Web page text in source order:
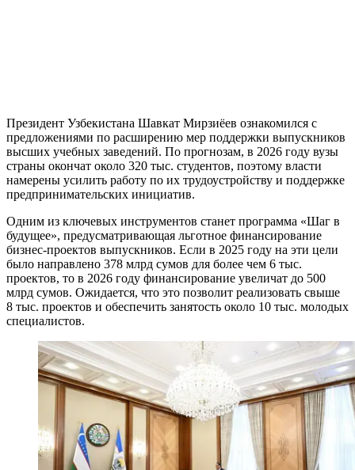
Президент Узбекистана Шавкат Мирзиёев ознакомился с
предложениями по расширению мер поддержки выпускников
высших учебных заведений. По прогнозам, в 2026 году вузы
страны окончат около 320 тыс. студентов, поэтому власти
намерены усилить работу по их трудоустройству и поддержке
предпринимательских инициатив.
Одним из ключевых инструментов станет программа «Шаг в
будущее», предусматривающая льготное финансирование
бизнес-проектов выпускников. Если в 2025 году на эти цели
было направлено 378 млрд сумов для более чем 6 тыс.
проектов, то в 2026 году финансирование увеличат до 500
млрд сумов. Ожидается, что это позволит реализовать свыше
8 тыс. проектов и обеспечить занятость около 10 тыс. молодых
специалистов.